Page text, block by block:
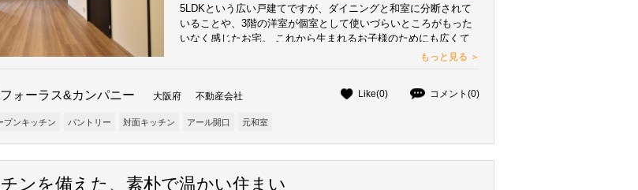
5LDKという広い戸建てですが、ダイニングと和室に分断されて
いることや、3階の洋室が個室として使いづらいところがもった
いなく感じたお宅。 これから生まれるお子様のためにも広くて
使いやすいLDKをということで、 LDKを広げたり、洋室は仕切っ
たりと、暮らしやすくリノベーションしました。
もっと見る ＞
ォーラス&カンパニー 大阪府 不動産会社 Like(0) コメント(0)
プンキッチン パントリー 対面キッチン アール開口 元和室
ンを備えた、素朴で温かい住まい